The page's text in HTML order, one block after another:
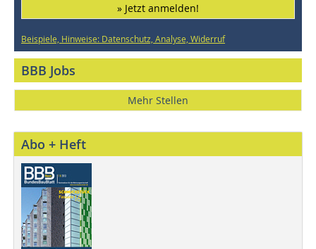
» Jetzt anmelden!
Beispiele, Hinweise: Datenschutz, Analyse, Widerruf
BBB Jobs
Mehr Stellen
Abo + Heft